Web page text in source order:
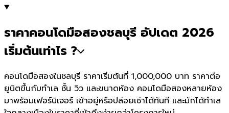
ราคาคอนโดมือสองชลบุรี อัปเดต 2026
เริ่มต้นเท่าไร ?
คอนโดมือสองในชลบุรี ราคาเริ่มต้นที่ 1,000,000 บาท ราคาต่อ
ยูนิตขึ้นกับทำเล ชั้น วิว และขนาดห้อง คอนโดมือสองหลายห้อง
มาพร้อมเฟอร์นิเจอร์ เข้าอยู่หรือปล่อยเช่าได้ทันที และมักได้ทำเล